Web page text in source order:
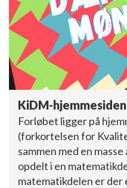
KiDM-hjemmesiden
Forløbet ligger på
(forkortelsen for
sammen med en
opdelt i en
matematikdelen er